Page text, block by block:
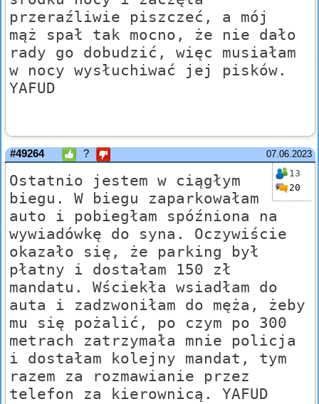
przeraźliwie piszczeć, a mój
mąż spał tak mocno, że nie dało
rady go dobudzić, więc musiałam
w nocy wysłuchiwać jej pisków.
YAFUD
07.06.2023
#49264 ?
13
20
Ostatnio jestem w ciągłym
biegu. W biegu zaparkowałam
auto i pobiegłam spóźniona na
wywiadówkę do syna. Oczywiście
okazało się, że parking był
płatny i dostałam 150 zł
mandatu. Wściekła wsiadłam do
auta i zadzwoniłam do męża, żeby
mu się pożalić, po czym po 300
metrach zatrzymała mnie policja
i dostałam kolejny mandat, tym
razem za rozmawianie przez
telefon za kierownicą. YAFUD